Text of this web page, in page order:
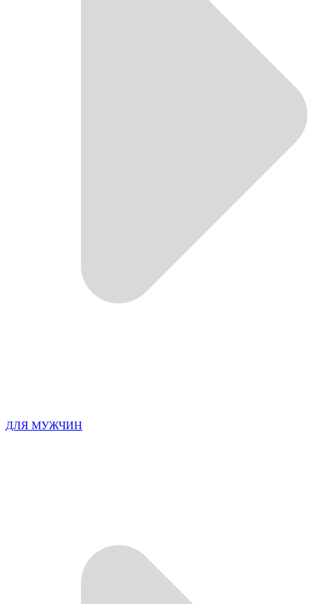
ДЛЯ МУЖЧИН